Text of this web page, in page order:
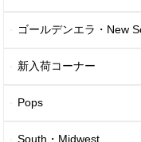
ゴールデンエラ・New
新入荷コーナー
Pops
South・Midwest